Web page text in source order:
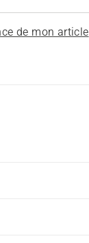
de mon article